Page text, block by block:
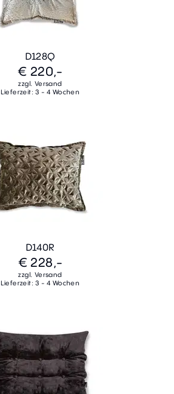
D128Q
€ 220,-
zzgl. Versand
Lieferzeit: 3 - 4 Wochen
D140R
€ 228,-
zzgl. Versand
Lieferzeit: 3 - 4 Wochen